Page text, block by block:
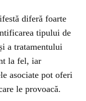
diferă foarte
tipului de
a tratamentului
la fel, iar
asociate pot oferi
le provoacă.